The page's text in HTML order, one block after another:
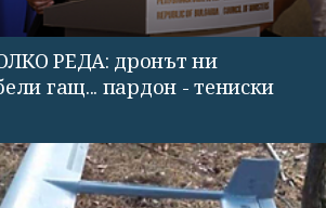
РЕДА: дронът ни
гащ... пардон - тениски